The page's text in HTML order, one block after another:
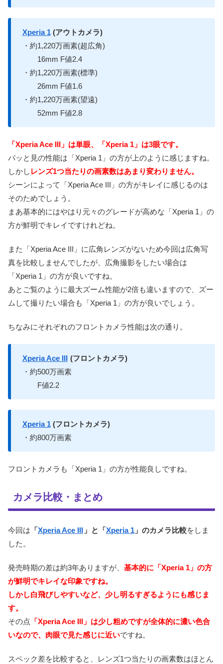
Xperia 1(アウトカメラ)
・約1,220万画素(超広角)
16mm F値2.4
・約1,220万画素(標準)
26mm F値1.6
・約1,220万画素(望遠)
52mm F値2.8
「Xperia Ace III」は単眼、「Xperia 1」は3眼です。
パッと見の性能は「Xperia 1」の方が上のように感じますね。
しかし レンズ1つ当たりの画素数はあまり変わりません。
シーンによって「Xperia Ace III」の方がキレイに感じるのは
そのためでしょう。
まあ基本的にはやはり元々のグレードが高めな「Xperia 1」の
方が鮮明でキレイですけれどね。
また「Xperia Ace III」に広角レンズがないため今回は広角写
真を比較しませんでしたが、広角撮影をしたい場合は
「Xperia 1」の方が良いですね。
あとご覧のように最大ズーム性能が2倍も違いますので、ズー
ムして撮りたい場合も「Xperia 1」の方が良いでしょう。
ちなみにそれぞれのフロントカメラ性能は次の通り。
Xperia Ace III (フロントカメラ)
・約500万画素
F値2.2
Xperia 1(フロントカメラ)
・約800万画素
フロントカメラも「Xperia 1」の方が性能良しですね。
カメラ比較・まとめ
今回は 「Xperia Ace III 」と「Xperia 1 」のカメラ比較をしま
した。
発売時期の差は約3年ありますが、 基本的に「Xperia 1」の方
が鮮明でキレイな印象ですね。
しかし白飛びしやすいなど、少し明るすぎるようにも感じま
す。
その点 「Xperia Ace III」は少し粗めですが全体的に濃い色合
いなので、肉眼で見た感じに近いですね。
スペック差を比較すると、レンズ1つ当たりの画素数はほとん